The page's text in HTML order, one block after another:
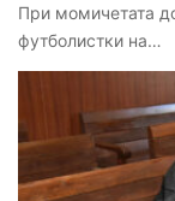
При момичетата
футболистки на…